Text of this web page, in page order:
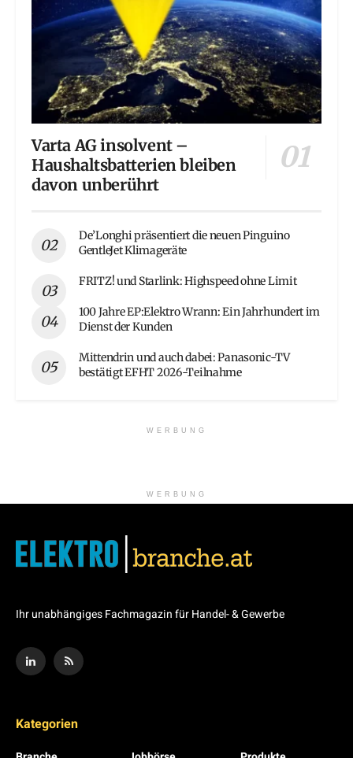
Varta AG insolvent –
Haushaltsbatterien bleiben
davon unberührt
De’Longhi präsentiert die neuen Pinguino
GentleJet Klimageräte
FRITZ! und Starlink: Highspeed ohne Limit
100 Jahre EP:Elektro Wrann: Ein Jahrhundert im
Dienst der Kunden
Mittendrin und auch dabei: Panasonic-TV
bestätigt EFHT 2026-Teilnahme
WERBUNG
WERBUNG
Ihr unabhängiges Fachmagazin für Handel- & Gewerbe
Kategorien